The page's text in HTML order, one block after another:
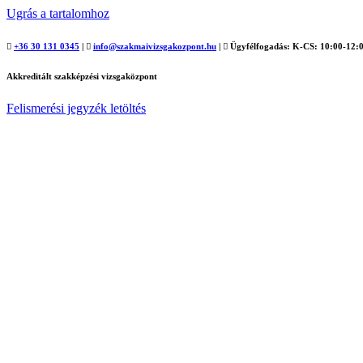
Ugrás a tartalomhoz
+36 30 131 0345 | info@szakmaivizsgakozpont.hu | Ügyfélfogadás: K-CS: 10:00-
Akkreditált szakképzési vizsgaközpont
Felismerési jegyzék letöltés